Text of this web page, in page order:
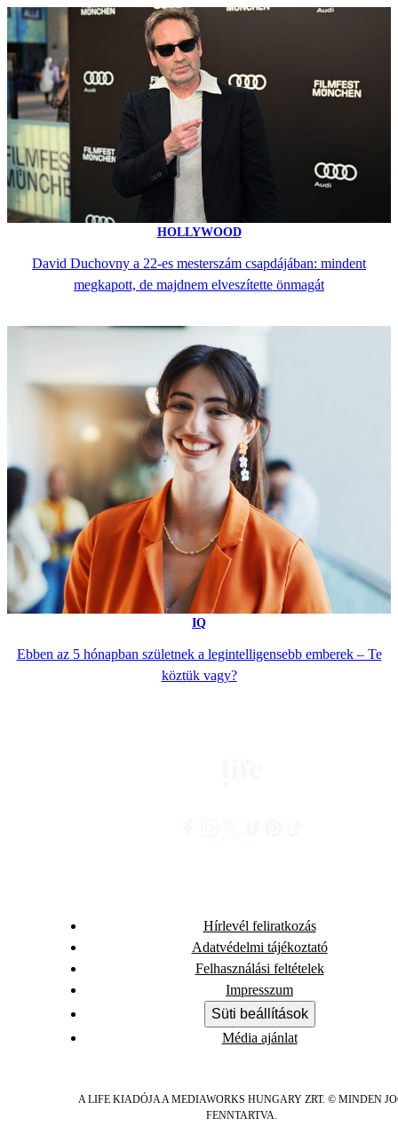
HOLLYWOOD
David Duchovny a 22-es mesterszám csapdájában: mindent
megkapott, de majdnem elveszítette önmagát
IQ
Ebben az 5 hónapban születnek a legintelligensebb emberek – Te
köztük vagy?
Hírlevél feliratkozás
Adatvédelmi tájékoztató
Felhasználási feltételek
Impresszum
Süti beállítások
Média ajánlat
A LIFE KIADÓJA A MEDIAWORKS HUNGARY ZRT. © MINDEN
FENNTARTVA.